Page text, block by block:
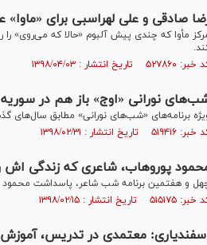
صادقی و علی لهراسبی برای «ماوا»
مأوا که چندی پیش آلبوم «حالا که می‌روی»
۵۲۷۸۶۰ تاریخ انتشار : ۱۳۹۸/۰۴/۰۳
نورانی «اوج» باز هم در سوریه
برنامه‌های «شب‌های نورانی» مطابق سال‌های
۵۱۹۴۱۶ تاریخ انتشار : ۱۳۹۸/۰۲/۳۱
پوروهاب، شاعری که زندگی اش
و هفتمین برنامه شب شاعر، پاسداشت محمود
۵۱۵۱۷۵ تاریخ انتشار : ۱۳۹۸/۰۲/۱۵
معتمدی در تدریس،